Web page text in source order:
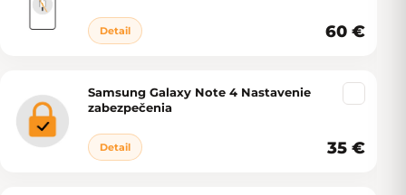
Detail 60 €
Samsung Galaxy Note 4 Nastavenie
zabezpečenia
Detail 35 €